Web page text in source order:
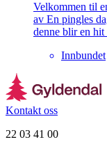
Velkommen til
av En pingles
denne blir en hit
Innbundet
Kontakt oss
22 03 41 00